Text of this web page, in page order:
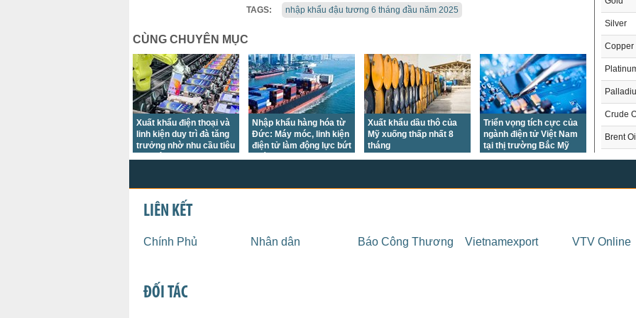
TAGS: nhập khẩu đậu tương 6 tháng đầu năm 2025
CÙNG CHUYÊN MỤC
Xuất khẩu điện thoại và
linh kiện duy trì đà tăng
trưởng nhờ nhu cầu tiêu
Nhập khẩu hàng hóa từ
Đức: Máy móc, linh kiện
điện tử làm động lực bứt
Xuất khẩu dầu thô của
Mỹ xuống thấp nhất 8
tháng
Triển vọng tích cực của
ngành điện tử Việt Nam
tại thị trường Bắc Mỹ
Silver
Copper
Crude
Brent
Natural
LIÊN KẾT
Chính Phủ Nhân dân Báo Công Thương Vietnamexport VTV Online
ĐỐI TÁC